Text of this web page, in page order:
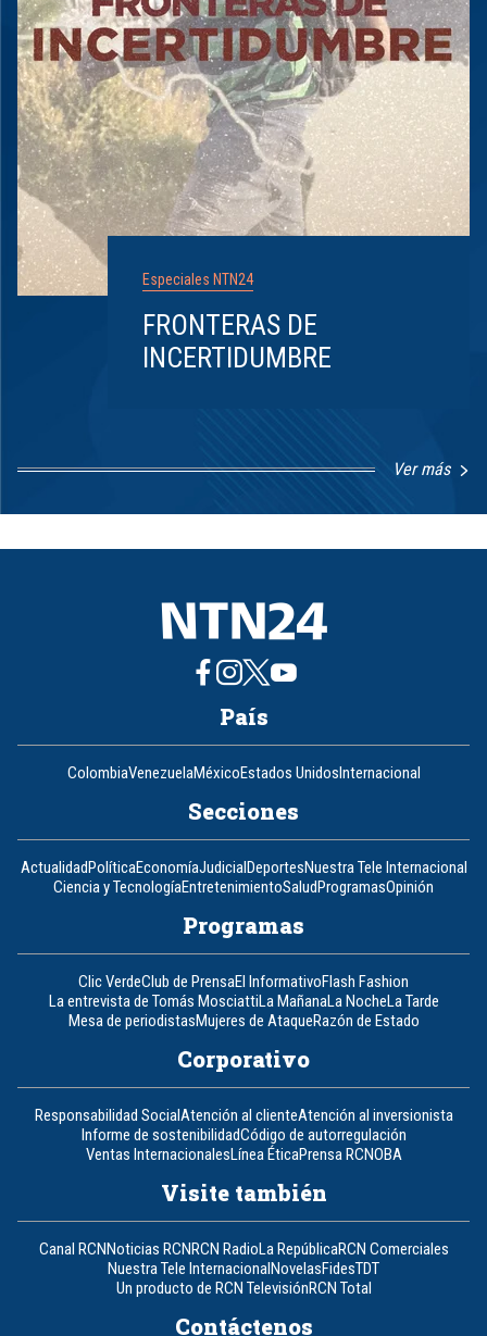
Especiales NTN24
FRONTERAS DE
INCERTIDUMBRE
Ver más
1
8
País
ColombiaVenezuelaMéxicoEstados UnidosInternacional
Secciones
ActualidadPolíticaEconomíaJudicialDeportesNuestra Tele Internacional
Ciencia y TecnologíaEntretenimientoSaludProgramasOpinión
Programas
Clic VerdeClub de PrensaEl InformativoFlash Fashion
La entrevista de Tomás MosciattiLa MañanaLa NocheLa Tarde
Mesa de periodistasMujeres de AtaqueRazón de Estado
Corporativo
Responsabilidad SocialAtención al clienteAtención al inversionista
Informe de sostenibilidadCódigo de autorregulación
Ventas InternacionalesLínea ÉticaPrensa RCNOBA
Visite también
Canal RCNNoticias RCNRCN RadioLa RepúblicaRCN Comerciales
Nuestra Tele InternacionalNovelasFidesTDT
Un producto de RCN TelevisiónRCN Total
Contáctenos